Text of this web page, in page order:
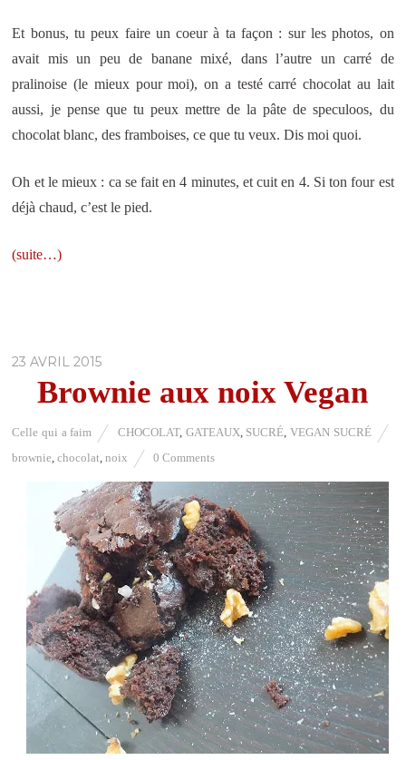
Et bonus, tu peux faire un coeur à ta façon : sur les photos, on
avait mis un peu de banane mixé, dans l’autre un carré de
pralinoise (le mieux pour moi), on a testé carré chocolat au lait
aussi, je pense que tu peux mettre de la pâte de speculoos, du
chocolat blanc, des framboises, ce que tu veux. Dis moi quoi.
Oh et le mieux : ca se fait en 4 minutes, et cuit en 4. Si ton four est
déjà chaud, c’est le pied.
(suite…)
23 AVRIL 2015
Brownie aux noix Vegan
Celle qui a faim CHOCOLAT, GATEAUX, SUCRÉ, VEGAN SUCRÉ
brownie,chocolat,noix 0 Comments